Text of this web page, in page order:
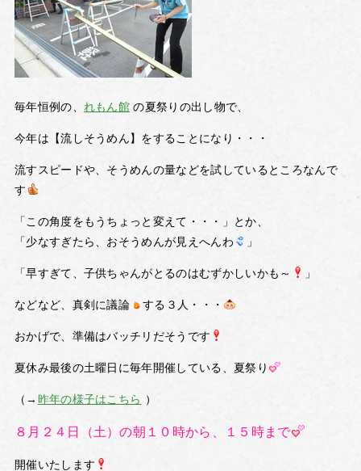
毎年恒例の、 れもん館 の夏祭りの出し物で、
今年は【流しそうめん】をすることになり・・・
流すスピードや、そうめんの量などを試しているところなんで
す
「この角度をもうちょっと変えて・・・」とか、
「少なすぎたら、おそうめんが見えへんわ
」
「早すぎて、子供ちゃんがとるのはむずかしいかも～ 」
などなど、真剣に議論 する３人・・・
おかげで、準備はバッチリだそうです
夏休み最後の土曜日に毎年開催している、夏祭り
（→ 昨年の様子はこちら ）
８月２４日（土）の朝１０時から、１５時まで
開催いたします